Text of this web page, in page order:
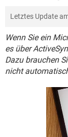
WHATSAPP
FACEBOOK
WHATSAPP
FACEBOOK
SPIELE
ANDROID
WINDOWS 10
WHATSAPP
SPIELE
ANDROID
Letztes Update
Wenn Sie ein
es über
Dazu brauchen
nicht